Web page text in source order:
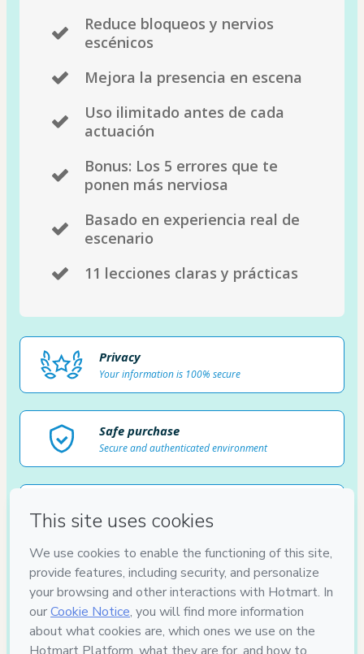
Reduce bloqueos y nervios
escénicos
Mejora la presencia en escena
Uso ilimitado antes de cada
actuación
Bonus: Los 5 errores que te
ponen más nerviosa
Basado en experiencia real de
escenario
11 lecciones claras y prácticas
Privacy
Your information is 100% secure
Safe purchase
Secure and authenticated environment
Access to product delivered by email
Approved content
100% reviewed and approved